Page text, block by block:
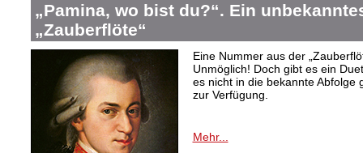
„Pamina, wo bist du?“. Ein
„Zauberflöte“
Eine Nummer aus der
Unmöglich! Doch gibt es ein
es nicht in die bekannte Abfolge
zur Verfügung.
Mehr...